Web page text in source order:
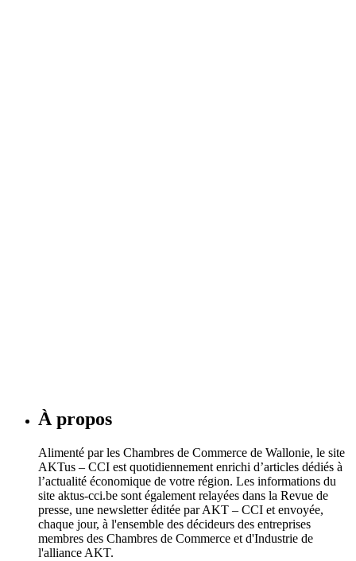
À propos
Alimenté par les Chambres de Commerce de Wallonie, le site
AKTus – CCI est quotidiennement enrichi d’articles dédiés à
l’actualité économique de votre région. Les informations du
site aktus-cci.be sont également relayées dans la Revue de
presse, une newsletter éditée par AKT – CCI et envoyée,
chaque jour, à l'ensemble des décideurs des entreprises
membres des Chambres de Commerce et d'Industrie de
l'alliance AKT.